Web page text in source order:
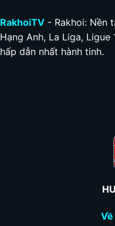
RakhoiTV - Rakhoi: Nền
Hạng Anh, La Liga, Ligue
hấp dẫn nhất hành tinh.